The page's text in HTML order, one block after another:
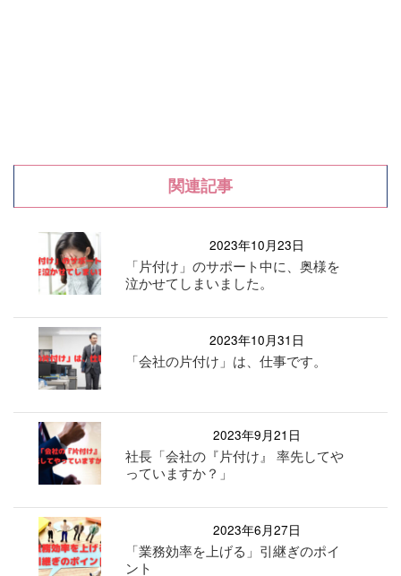
関連記事
2023年10月23日
「片付け」のサポート中に、奥様を
泣かせてしまいました。
2023年10月31日
「会社の片付け」は、仕事です。
2023年9月21日
社長「会社の『片付け』 率先してや
っていますか？」
2023年6月27日
「業務効率を上げる」引継ぎのポイ
ント